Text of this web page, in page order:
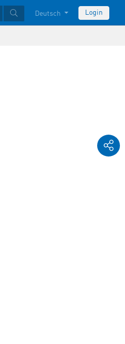
Deutsch Login